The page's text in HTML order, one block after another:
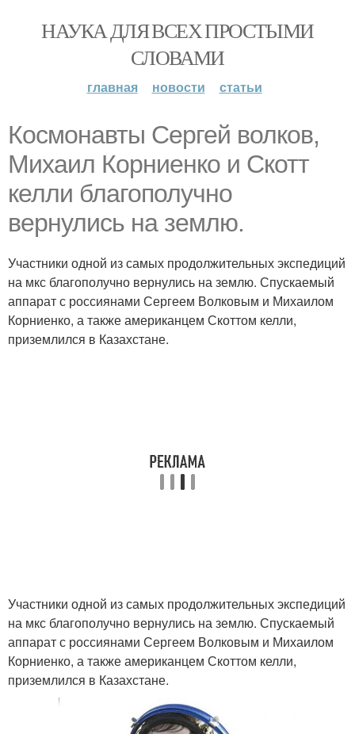
НАУКА ДЛЯ ВСЕХ ПРОСТЫМИ
СЛОВАМИ
главная новости статьи
Космонавты Сергей волков,
Михаил Корниенко и Скотт
келли благополучно
вернулись на землю.
Участники одной из самых продолжительных экспедиций
на мкс благополучно вернулись на землю. Спускаемый
аппарат с россиянами Сергеем Волковым и Михаилом
Корниенко, а также американцем Скоттом келли,
приземлился в Казахстане.
Участники одной из самых продолжительных экспедиций
на мкс благополучно вернулись на землю. Спускаемый
аппарат с россиянами Сергеем Волковым и Михаилом
Корниенко, а также американцем Скоттом келли,
приземлился в Казахстане.